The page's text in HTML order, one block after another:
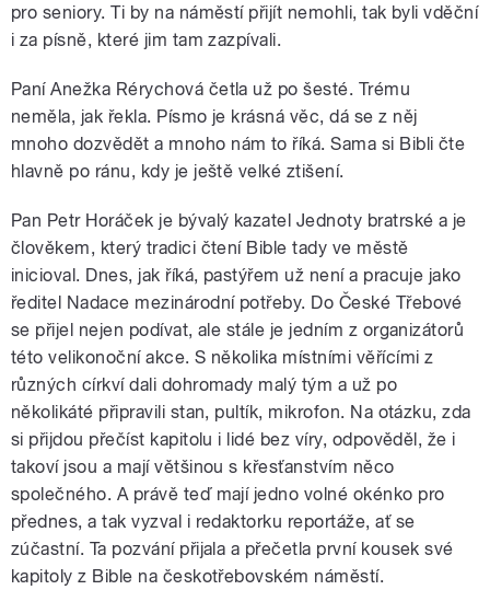
pro seniory. Ti by na náměstí přijít nemohli, tak byli vděční
i za písně, které jim tam zazpívali.
Paní Anežka Rérychová četla už po šesté. Trému
neměla, jak řekla. Písmo je krásná věc, dá se z něj
mnoho dozvědět a mnoho nám to říká. Sama si Bibli čte
hlavně po ránu, kdy je ještě velké ztišení.
Pan Petr Horáček je bývalý kazatel Jednoty bratrské a je
člověkem, který tradici čtení Bible tady ve městě
inicioval. Dnes, jak říká, pastýřem už není a pracuje jako
ředitel Nadace mezinárodní potřeby. Do České Třebové
se přijel nejen podívat, ale stále je jedním z organizátorů
této velikonoční akce. S několika místními věřícími z
různých církví dali dohromady malý tým a už po
několikáté připravili stan, pultík, mikrofon. Na otázku, zda
si přijdou přečíst kapitolu i lidé bez víry, odpověděl, že i
takoví jsou a mají většinou s křesťanstvím něco
společného. A právě teď mají jedno volné okénko pro
přednes, a tak vyzval i redaktorku reportáže, ať se
zúčastní. Ta pozvání přijala a přečetla první kousek své
kapitoly z Bible na českotřebovském náměstí.